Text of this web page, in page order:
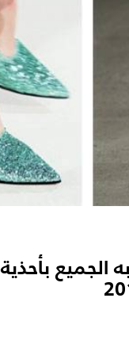
الجميع بأحذية